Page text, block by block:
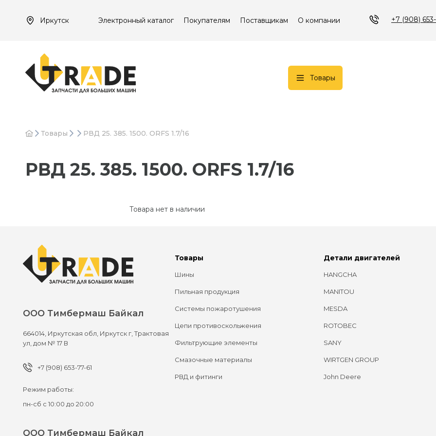
Иркутск Электронный каталог Покупателям Поставщикам О компании +7 (908)
Товары
Товары РВД 25. 385. 1500. ORFS 1.7/16
РВД 25. 385. 1500. ORFS 1.7/16
Товара нет в наличии
ООО Тимбермаш Байкал
664014, Иркутская обл, Иркутск г,Трактовая
ул, дом № 17 В
+7 (908) 653-77-61
Режим работы:
пн-сб с 10:00 до 20:00
ООО Тимбермаш Байкал
Товары
Шины
Пильная продукция
Системы пожаротушения
Цепи противоскольжения
Фильтрующие элементы
Смазочные материалы
РВД и фитинги
Детали двигателей
HANGCHA
MANITOU
MESDA
ROTOBEC
SANY
WIRTGEN GROUP
John Deere